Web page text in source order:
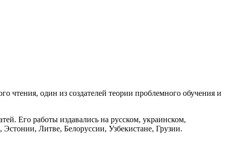
чтения, один из создателей теории проблемного обучения и
Его работы издавались на русском, украинском,
Литве, Белоруссии, Узбекистане, Грузии.